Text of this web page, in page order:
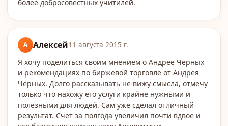
более добросовестных учитилей.
А Алексей11 августа 2015 г.
Я хочу поделиться своим мнением о Андрее Черных
и рекомендациях по биржевой торговле от Андрея
Черных. Долго рассказывать не вижу смысла, отмечу
только что нахожу его услуги крайне нужными и
полезными для людей. Сам уже сделал отличный
результат. Счет за полгода увеличил почти вдвое и